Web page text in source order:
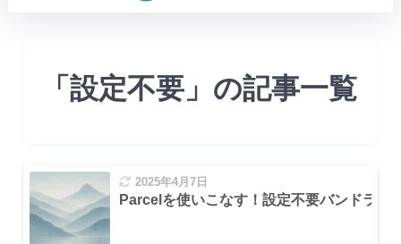
「設定不要」の記事一覧
2025年4月7日
Parcelを使いこなす！設定不要バンドラー